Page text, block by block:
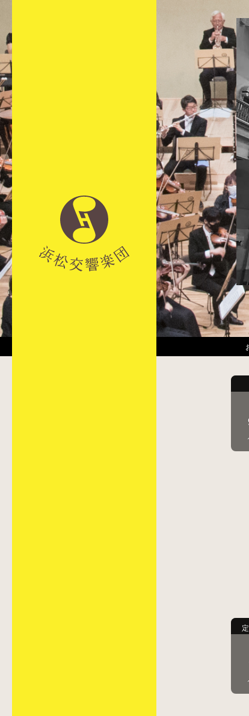
【完売】7/26第20回夢に追いか